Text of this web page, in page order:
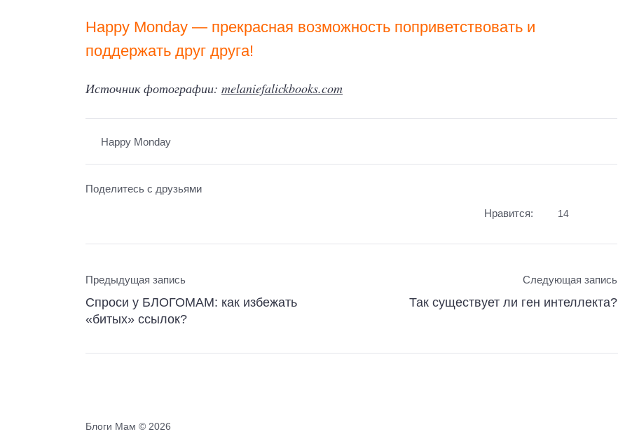
Happy Monday — прекрасная возможность поприветствовать и
поддержать друг друга!
Источник фотографии: melaniefalickbooks.com
Happy Monday
Поделитесь с друзьями
Нравится: 14
Предыдущая запись
Спроси у БЛОГОМАМ: как избежать
«битых» ссылок?
Следующая запись
Так существует ли ген интеллекта?
Блоги Мам © 2026